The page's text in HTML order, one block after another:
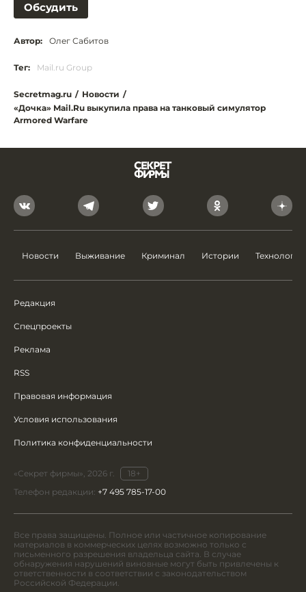
Обсудить
Автор: Олег Сабитов
Тег: Mail.ru Group
Secretmag.ru / Новости /
«Дочка» Mail.Ru выкупила права на танковый симулятор
Armored Warfare
Новости Выживание Криминал Истории Технологии
Редакция
Спецпроекты
Реклама
RSS
Правовая информация
Условия использования
Политика конфиденциальности
«Секрет фирмы», 2026 г.
18+
Телефон редакции: +7 495 785-17-00
Все права защищены. Полное или частичное копирование
материалов в коммерческих целях возможно только с
письменного разрешения владельца сайта. В случае
обнаружения нарушений виновные могут быть привлечены к
ответственности в соответствии с законодательством
Российской Федерации.